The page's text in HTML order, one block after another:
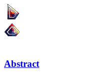
Abstract